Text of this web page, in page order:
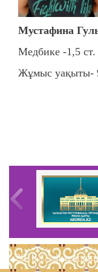
Мустафина
Медбике -1,5 ст.
Жұмыс уақыты-
2018 © sh-